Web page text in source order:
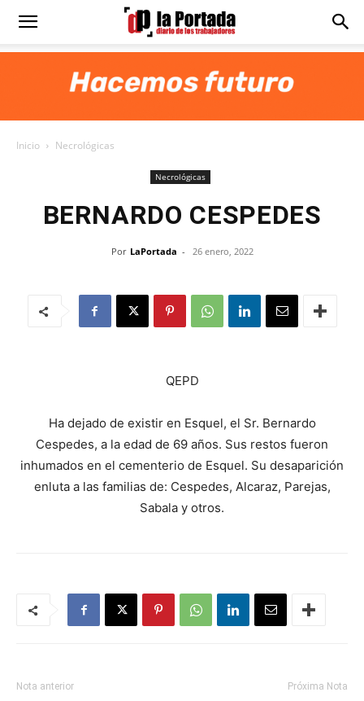
Diario
Inicio Necrológicas
Necrológicas
BERNARDO CESPEDES
Por LaPortada - 26 enero, 2022
QEPD
Ha dejado de existir en Esquel, el Sr. Bernardo
Cespedes, a la edad de 69 años. Sus restos fueron
inhumados en el cementerio de Esquel. Su desaparición
enluta a las familias de: Cespedes, Alcaraz, Parejas,
Sabala y otros.
Nota anterior Próxima Nota